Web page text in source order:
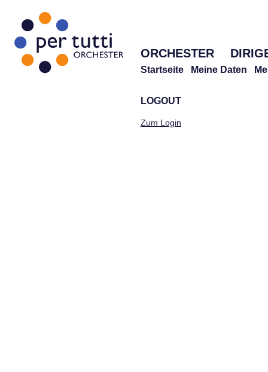
ORCHESTER
Startseite Meine Daten
LOGOUT
Zum Login